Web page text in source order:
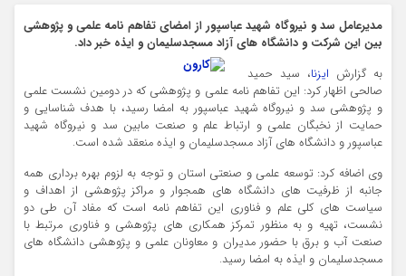
مدیرعامل سد و نیروگاه شهید عباسپور از امضای تفاهم نامه علمی و پژوهشی
بین این شرکت و دانشگاه های آزاد مسجدسلیمان و ایذه خبر داد.
به گزارش ایزنا، سید حمید
صالحی اظهار کرد: این تفاهم نامه علمی و پژوهشی که در دومین نشست علمی
و پژوهشی سد و نیروگاه شهید عباسپور به امضا رسید، با هدف شناسایی و
حمایت از نخبگان علمی و ارتباط علم و صنعت مابین سد و نیروگاه شهید
عباسپور و دانشگاه های آزاد مسجدسلیمان و ایذه منعقد شده است.
وی اضافه کرد: توسعه علمی و صنعتی استان و توجه به لزوم بهره برداری همه
جانبه از ظرفیت های دانشگاه های همجوار و مراکز پژوهشی از اهداف و
سیاست های کلی علم و فناوری این تفاهم نامه است که مفاد آن طی دو
نشست، تهیه و به منظور تمرکز همکاری های پژوهشی و فناوری مرتبط با
صنعت آب و برق با حضور مدیران و معاونان علمی و پژوهشی دانشگاه های
مسجدسلیمان و ایذه به امضا رسید.